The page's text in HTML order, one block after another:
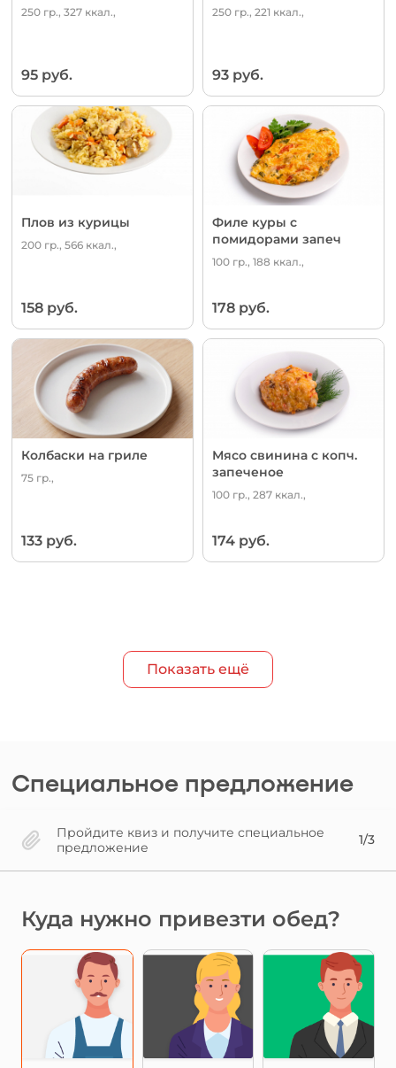
250 гр., 327 ккал.,
95 руб.
250 гр., 221 ккал.,
93 руб.
Плов из курицы
200 гр., 566 ккал.,
158 руб.
Филе куры с
помидорами запеч
100 гр., 188 ккал.,
178 руб.
Колбаски на гриле
75 гр.,
133 руб.
Мясо свинина с копч.
запеченое
100 гр., 287 ккал.,
174 руб.
Показать ещё
Специальное предложение
Пройдите квиз и получите специальное
предложение
1/3
Куда нужно привезти обед?